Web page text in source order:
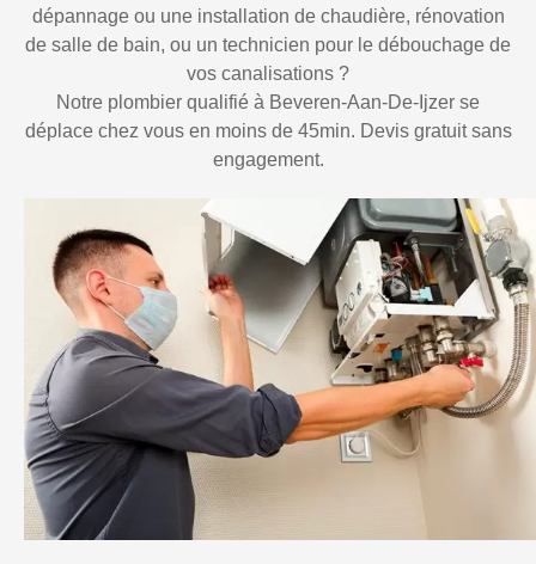
dépannage ou une installation de chaudière, rénovation
de salle de bain, ou un technicien pour le débouchage de
vos canalisations ?
Notre plombier qualifié à Beveren-Aan-De-Ijzer se
déplace chez vous en moins de 45min. Devis gratuit sans
engagement.